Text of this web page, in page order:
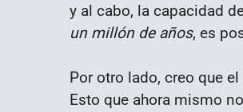
y al cabo, la capacidad
un millón de años, es
Por otro lado, creo que
Esto que ahora mismo